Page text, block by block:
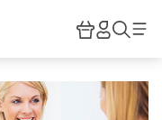
HiPP